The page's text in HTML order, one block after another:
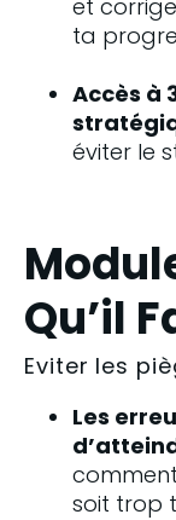
et
ta
Accès à
éviter le
Qu’il
Eviter les
Les
soit trop